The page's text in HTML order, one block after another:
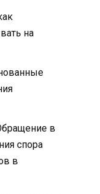
на
в
спора
в